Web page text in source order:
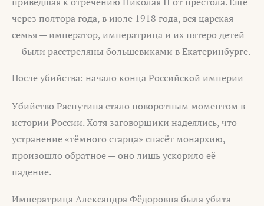
через полтора года, в июле 1918 года, вся царская
семья — император, императрица и их пятеро детей
— были расстреляны большевиками в Екатеринбурге.
После убийства: начало конца Российской империи
Убийство Распутина стало поворотным моментом в
истории России. Хотя заговорщики надеялись, что
устранение «тёмного старца» спасёт монархию,
произошло обратное — оно лишь ускорило её
падение.
Императрица Александра Фёдоровна была убита